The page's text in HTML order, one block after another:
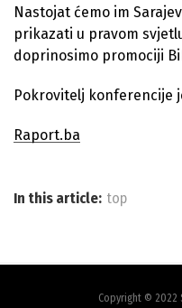
Nastojat ćemo im
prikazati u pravom
doprinosimo promociji
Pokrovitelj konferencije
Raport.ba
In this article: top
Copyright © 2022